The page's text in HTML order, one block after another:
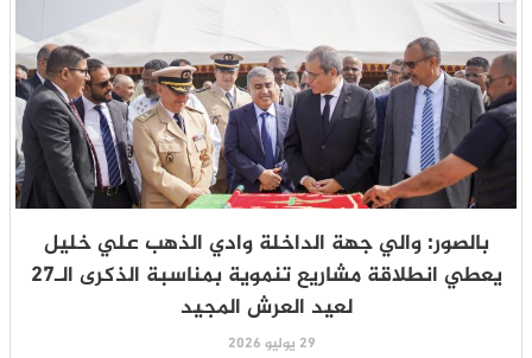
بالصور: والي جهة الداخلة وادي الذهب علي خليل
يعطي انطلاقة مشاريع تنموية بمناسبة الذكرى الـ27
لعيد العرش المجيد
29 يوليو 2026